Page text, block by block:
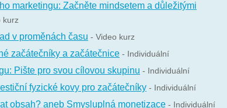
marketingu: Začněte mindsetem a důležitými
kurz
v proměnách času - Video kurz
začátečníky a začátečnice - Individuální
Pište pro svou cílovou skupinu - Individuální
fyzické kovy pro začátečníky - Individuální
obsah? aneb Smysluplná monetizace - Individuální